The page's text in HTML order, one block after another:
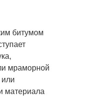
битумом
мраморной
материала